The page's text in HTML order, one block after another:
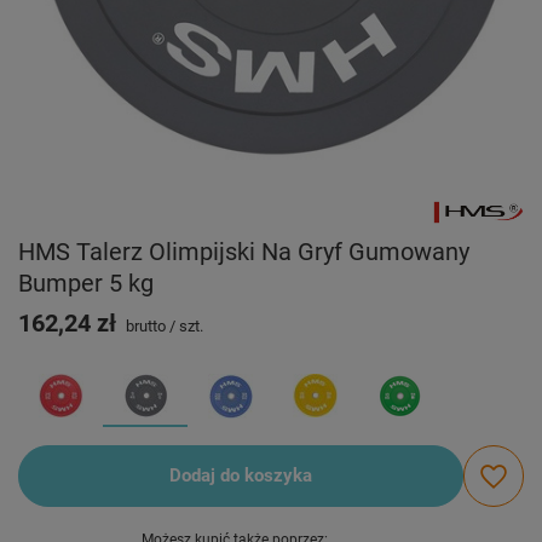
HMS Talerz Olimpijski Na Gryf Gumowany
Bumper 5 kg
162,24 zł brutto / szt.
Dodaj do koszyka